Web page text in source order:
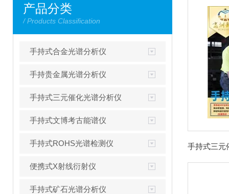
产品分类
/ Products Classification
手持式合金光谱分析仪
手持贵金属光谱分析仪
手持式三元催化光谱分析仪
手持式文博考古能谱仪
手持式ROHS光谱检测仪
便携式X射线衍射仪
手持式矿石光谱分析仪